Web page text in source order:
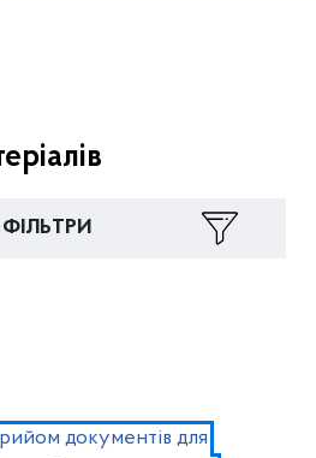
ФІЛЬТРИ
документів для